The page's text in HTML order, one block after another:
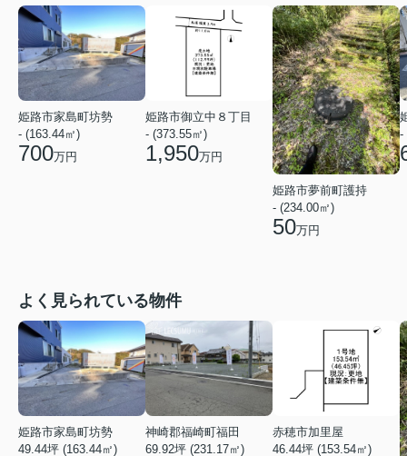
姫路市家島町坊勢
- (163.44㎡)
700万円
姫路市御立中８丁目
- (373.55㎡)
1,950万円
姫路市夢前町護持
- (234.00㎡)
50万円
-
よく見られている物件
姫路市家島町坊勢
49.44坪 (163.44㎡)
神崎郡福崎町福田
69.92坪 (231.17㎡)
赤穂市加里屋
46.44坪 (153.54㎡)